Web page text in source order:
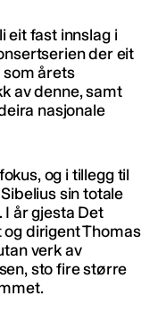
eit fast innslag i
der eit
årets
av denne, samt
nasjonale
og i tillegg til
sin totale
år gjesta Det
dirigent Thomas
verk av
sto fire større